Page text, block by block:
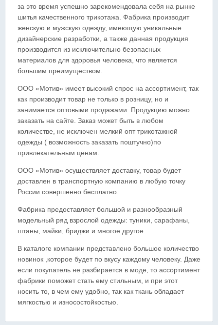
за это время успешно зарекомендовала себя на рынке
шитья качественного трикотажа. Фабрика производит
женскую и мужскую одежду, имеющую уникальные
дизайнерские разработки, а также данная продукция
производится из исключительно безопасных
материалов для здоровья человека, что является
большим преимуществом.
ООО «Мотив» имеет высокий спрос на ассортимент, так
как производит товар не только в розницу, но и
занимается оптовыми продажами. Продукцию можно
заказать на сайте. Заказ может быть в любом
количестве, не исключен мелкий опт трикотажной
одежды ( возможность заказать поштучно)по
привлекательным ценам.
ООО «Мотив» осуществляет доставку, товар будет
доставлен в транспортную компанию в любую точку
России совершенно бесплатно.
Фабрика предоставляет большой и разнообразный
модельный ряд взрослой одежды: туники, сарафаны,
штаны, майки, бриджи и многое другое.
В каталоге компании представлено большое количество
новинок ,которое будет по вкусу каждому человеку. Даже
если покупатель не разбирается в моде, то ассортимент
фабрики поможет стать ему стильным, и при этот
носить то, в чем ему удобно, так как ткань обладает
мягкостью и износостойкостью.